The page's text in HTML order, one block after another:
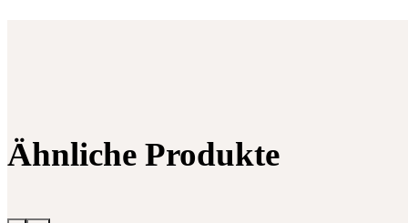
Ähnliche Produkte